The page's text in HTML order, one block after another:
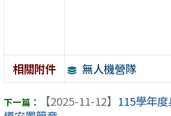
相關附件 無人機營隊
【2025-11-12】 115學年